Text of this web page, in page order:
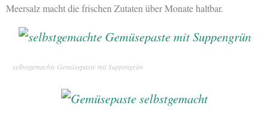
Meersalz macht die frischen Zutaten über Monate haltbar.
selbstgemachte Gemüsepaste mit Suppengrün